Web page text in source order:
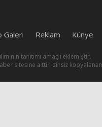
Galeri Reklam Künye
tanıtımı amaçlı eklemiştir.
sitesine aittir izinsiz